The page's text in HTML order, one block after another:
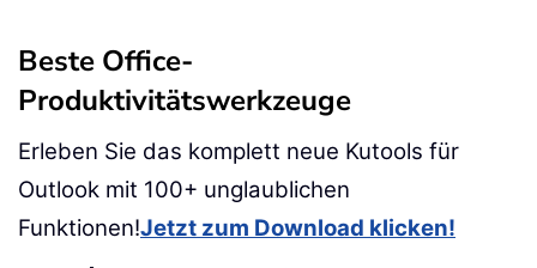
Beste Office-
Produktivitätswerkzeuge
Erleben Sie das komplett neue Kutools für
Outlook mit 100+ unglaublichen
Funktionen!Jetzt zum Download klicken!